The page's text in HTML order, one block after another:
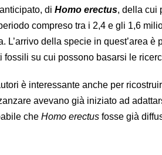
di Homo erectus, della cui
compreso tra i 2,4 e gli 1,6
L’arrivo della specie in quest’area è
su cui possono basarsi le
è interessante anche per
avevano già iniziato ad
che Homo erectus fosse già